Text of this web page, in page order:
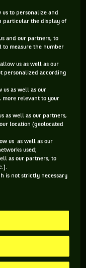
de
n'a pas fait de
! Ça a débuté par
face à Zsombor
problème face à
Puetz / Struff ne
6-3. La fête a été
Gabor Borsos 6-3,
6-7, 6-3, 10-5.
la Belgique s'est
Coppejans, Gille /
inaugurale de
us to personalize and
particular the display of
and our partners, to
to measure the number
us as well as our
personalized according
us as well as our
more relevant to your
as well as our partners,
location (geolocated
us as well as our
used;
as our partners, to
is not strictly necessary